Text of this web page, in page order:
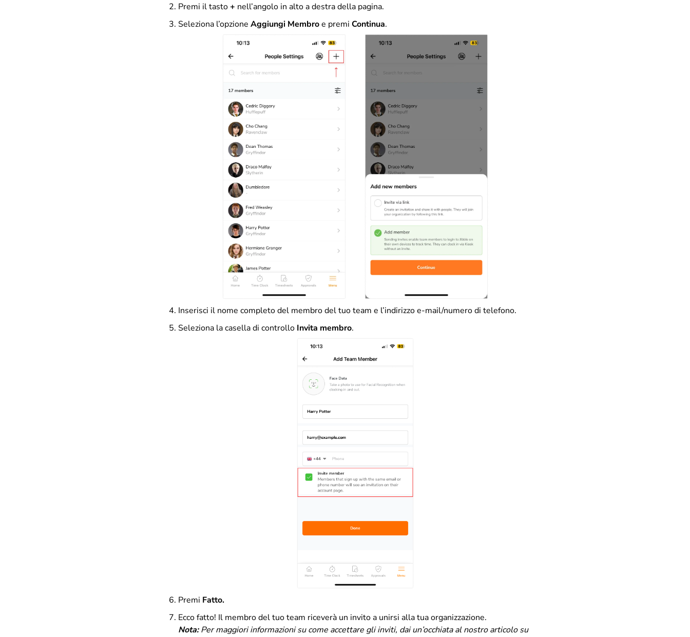
Premi il tasto+ nell’angolo in alto a destra della pagina.
Seleziona l’opzione Aggiungi Membroe premi Continua.
Inserisci il nome completo del membro del tuo team e l’indirizzo e-mail/numero di telefono.
Seleziona la casella di controllo Invita membro.
Premi Fatto.
Ecco fatto! Il membro del tuo team riceverà un invito a unirsi alla tua organizzazione.
Nota:Per maggiori informazioni su come accettare gli inviti, dai un’occhiata al nostro articolo su